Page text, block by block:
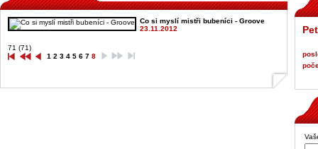
Co si myslí mistři bubeníci - Groove
23.11.2012
71 (71)
1 2 3 4 5 6 7 8